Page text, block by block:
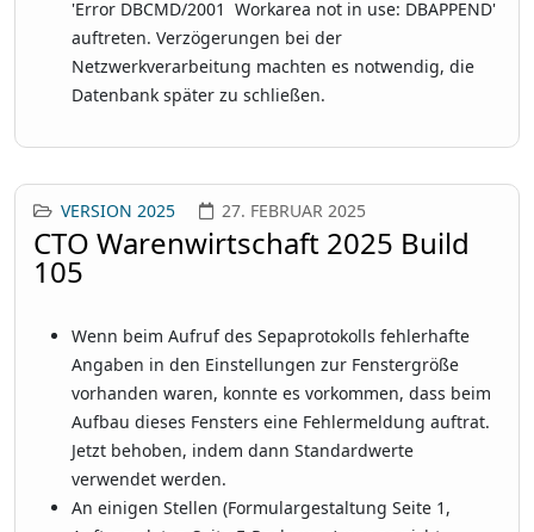
'Error DBCMD/2001 Workarea not in use: DBAPPEND'
auftreten. Verzögerungen bei der
Netzwerkverarbeitung machten es notwendig, die
Datenbank später zu schließen.
VERSION 2025 27. FEBRUAR 2025
CTO Warenwirtschaft 2025 Build
105
Wenn beim Aufruf des Sepaprotokolls fehlerhafte
Angaben in den Einstellungen zur Fenstergröße
vorhanden waren, konnte es vorkommen, dass beim
Aufbau dieses Fensters eine Fehlermeldung auftrat.
Jetzt behoben, indem dann Standardwerte
verwendet werden.
An einigen Stellen (Formulargestaltung Seite 1,